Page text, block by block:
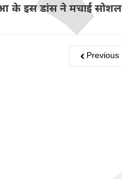
के इस डांस ने मचाई सोशल
Previous